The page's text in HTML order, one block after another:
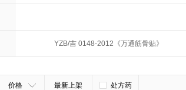
YZB/吉 0148-2012《万通筋骨贴》
价格 最新上架 处方药